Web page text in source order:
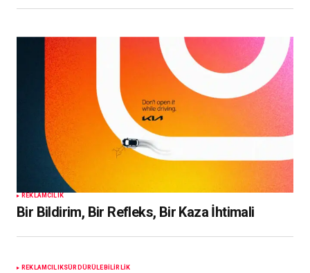
REKLAMCILIK
Bir Bildirim, Bir Refleks, Bir Kaza İhtimali
REKLAMCILIKSÜRDÜRÜLEBILIRLIK